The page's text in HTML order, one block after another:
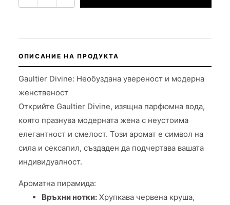
ОПИСАНИЕ НА ПРОДУКТА
Gaultier Divine: Необуздана увереност и модерна
женственост
Открийте Gaultier Divine, изящна парфюмна вода,
която празнува модерната жена с неустоима
елегантност и смелост. Този аромат е символ на
сила и сексапил, създаден да подчертава вашата
индивидуалност.
Ароматна пирамида:
Връхни нотки: Хрупкава червена круша,